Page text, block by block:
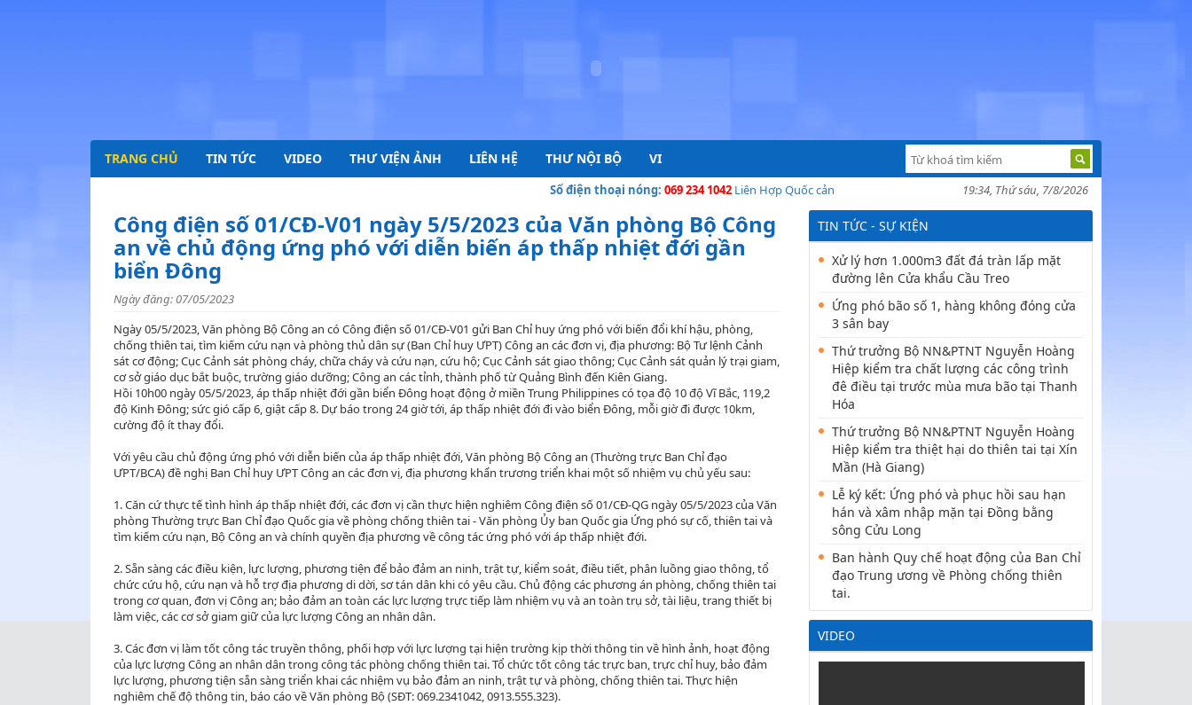
TRANG CHỦ TIN TỨC VIDEO THƯ VIỆN ẢNH LIÊN HỆ THƯ NỘI BỘ VI
Số điện thoại nóng:069 234 1042 Liên Hợp Quốc cảnh báo về khủng hoảng nhân đạo tạI Madagascar sau bão Batsirai
19:34, Thứ sáu, 7/8/2026
Công điện số 01/CĐ-V01 ngày 5/5/2023 của Văn phòng Bộ Công
an về chủ động ứng phó với diễn biến áp thấp nhiệt đới gần
biển Đông
Ngày đăng: 07/05/2023
Ngày 05/5/2023, Văn phòng Bộ Công an có Công điện số 01/CĐ-V01 gửi Ban Chỉ huy ứng phó với biến đổi khí hậu, phòng,
chống thiên tai, tìm kiếm cứu nạn và phòng thủ dân sự (Ban Chỉ huy ƯPT) Công an các đơn vị, địa phương: Bộ Tư lệnh Cảnh
sát cơ động; Cục Cảnh sát phòng cháy, chữa cháy và cứu nạn, cứu hộ; Cục Cảnh sát giao thông; Cục Cảnh sát quản lý trại giam,
cơ sở giáo dục bắt buộc, trường giáo dưỡng; Công an các tỉnh, thành phố từ Quảng Bình đến Kiên Giang.
Hồi 10h00 ngày 05/5/2023, áp thấp nhiệt đới gần biển Đông hoạt động ở miền Trung Philippines có tọa độ 10 độ Vĩ Bắc, 119,2
độ Kinh Đông; sức gió cấp 6, giật cấp 8. Dự báo trong 24 giờ tới, áp thấp nhiệt đới đi vào biển Đông, mỗi giờ đi được 10km,
cường độ ít thay đổi.
Với yêu cầu chủ động ứng phó với diễn biến của áp thấp nhiệt đới, Văn phòng Bộ Công an (Thường trực Ban Chỉ đạo
ƯPT/BCA) đề nghị Ban Chỉ huy ƯPT Công an các đơn vị, địa phương khẩn trương triển khai một số nhiệm vụ chủ yếu sau:
1. Căn cứ thực tế tình hình áp thấp nhiệt đới, các đơn vị cần thực hiện nghiêm Công điện số 01/CĐ-QG ngày 05/5/2023 của Văn
phòng Thường trực Ban Chỉ đạo Quốc gia về phòng chống thiên tai - Văn phòng Ủy ban Quốc gia Ứng phó sự cố, thiên tai và
tìm kiếm cứu nạn, Bộ Công an và chính quyền địa phương về công tác ứng phó với áp thấp nhiệt đới.
2. Sẵn sàng các điều kiện, lực lượng, phương tiện để bảo đảm an ninh, trật tự, kiểm soát, điều tiết, phân luồng giao thông, tổ
chức cứu hộ, cứu nạn và hỗ trợ địa phương di dời, sơ tán dân khi có yêu cầu. Chủ động các phương án phòng, chống thiên tai
trong cơ quan, đơn vị Công an; bảo đảm an toàn các lực lượng trực tiếp làm nhiệm vụ và an toàn trụ sở, tài liệu, trang thiết bị
làm việc, các cơ sở giam giữ của lực lượng Công an nhân dân.
3. Các đơn vị làm tốt công tác truyền thông, phối hợp với lực lượng tại hiện trường kịp thời thông tin về hình ảnh, hoạt động
của lực lượng Công an nhân dân trong công tác phòng chống thiên tai. Tổ chức tốt công tác trực ban, trực chỉ huy, bảo đảm
lực lượng, phương tiện sẵn sàng triển khai các nhiệm vụ bảo đảm an ninh, trật tự và phòng, chống thiên tai. Thực hiện
nghiêm chế độ thông tin, báo cáo về Văn phòng Bộ (SĐT: 069.2341042, 0913.555.323).
TIN TỨC - SỰ KIỆN
Xử lý hơn 1.000m3 đất đá tràn lấp mặt
đường lên Cửa khẩu Cầu Treo
Ứng phó bão số 1, hàng không đóng cửa
3 sân bay
Thứ trưởng Bộ NN&PTNT Nguyễn Hoàng
Hiệp kiểm tra chất lượng các công trình
đê điều tại trước mùa mưa bão tại Thanh
Hóa
Thứ trưởng Bộ NN&PTNT Nguyễn Hoàng
Hiệp kiểm tra thiệt hại do thiên tai tại Xín
Mần (Hà Giang)
Lễ ký kết: Ứng phó và phục hồi sau hạn
hán và xâm nhập mặn tại Đồng bằng
sông Cửu Long
Ban hành Quy chế hoạt động của Ban Chỉ
đạo Trung ương về Phòng chống thiên
tai.
VIDEO